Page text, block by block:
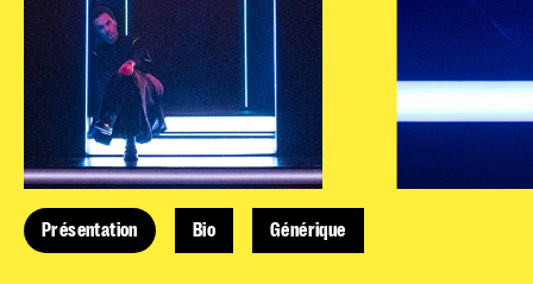
Présentation Bio Générique